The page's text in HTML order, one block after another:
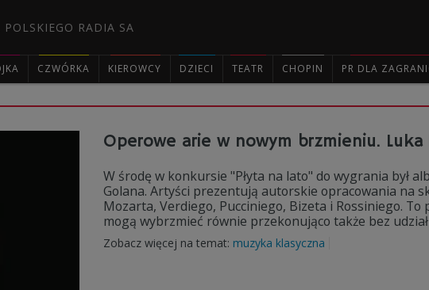
POLSKIEGO RADIA SA
CZWÓRKA KIEROWCY DZIECI TEATR CHOPIN PR DLA
Operowe arie w nowym brzmieniu.
W środę w konkursie "Płyta na lato" do wygrania był
Golana. Artyści prezentują autorskie opracowania na
Mozarta, Verdiego, Pucciniego, Bizeta i Rossiniego.
mogą wybrzmieć równie przekonująco także bez
Zobacz więcej na temat: muzyka klasyczna